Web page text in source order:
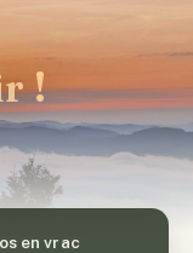
!
en vrac